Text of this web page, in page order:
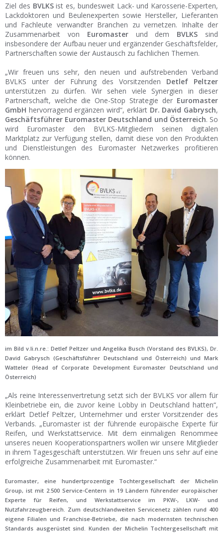
Ziel des BVLKSist es, bundesweit Lack- und Karosserie-Experten,
Lackdoktoren und Beulenexperten sowie Hersteller, Lieferanten
und Fachleute verwandter Branchen zu vernetzen. Inhalte der
Zusammenarbeit von Euromasterund dem BVLKS sind
insbesondere der Aufbau neuer und ergänzender Geschäftsfelder,
Partnerschaften sowie der Austausch zu fachlichen Themen.
„Wir freuen uns sehr, den neuen und aufstrebenden Verband
BVLKS unter der Führung des Vorsitzenden Detlef Peltzer
unterstützen zu dürfen. Wir sehen viele Synergien in dieser
Partnerschaft, welche die One-Stop Strategie der Euromaster
GmbH hervorragend ergänzen wird“, erklärt Dr. David Gabrysch,
Geschäftsführer Euromaster Deutschland und Österreich. So
wird Euromaster den BVLKS-Mitgliedern seinen digitalen
Marktplatz zur Verfügung stellen, damit diese von den Produkten
und Dienstleistungen des Euromaster Netzwerkes profitieren
können.
im Bild v.li.n.re.: Detlef Peltzer und Angelika Busch (Vorstand des BVLKS), Dr.
David Gabrysch (Geschäftsführer Deutschland und Österreich) und Mark
Watteler (Head of Corporate Development Euromaster Deutschland und
Österreich)
„Als reine Interessenvertretung setzt sich der BVLKS vor allem für
Kleinbetriebe ein, die zuvor keine Lobby in Deutschland hatten“,
erklärt Detlef Peltzer, Unternehmer und erster Vorsitzender des
Verbands. „Euromaster ist der führende europäische Experte für
Reifen, und Werkstattservice. Mit dem einmaligen Renommee
unseres neuen Kooperationspartners wollen wir unsere Mitglieder
in ihrem Tagesgeschäft unterstützen. Wir freuen uns sehr auf eine
erfolgreiche Zusammenarbeit mit Euromaster.“
Euromaster, eine hundertprozentige Tochtergesellschaft der Michelin
Group, ist mit 2.500 Service-Centern in 19 Ländern führender europäischer
Experte für Reifen, und Werkstattservice im PKW-, LKW- und
Nutzfahrzeugbereich. Zum deutschlandweiten Servicenetz zählen rund 400
eigene Filialen und Franchise-Betriebe, die nach modernsten technischen
Standards ausgerüstet sind. Kunden der Michelin Tochtergesellschaft mit